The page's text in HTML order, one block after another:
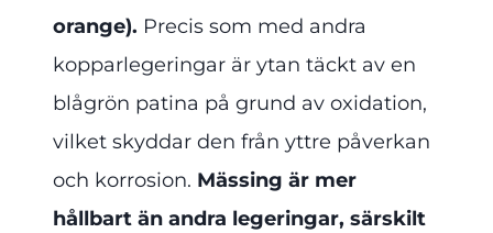
orange). Precis som med andra
kopparlegeringar är ytan täckt av en
blågrön patina på grund av oxidation,
vilket skyddar den från yttre påverkan
och korrosion. Mässing är mer
hållbart än andra legeringar, särskilt